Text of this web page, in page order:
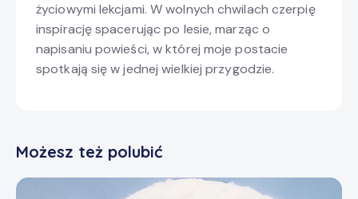
życiowymi lekcjami. W wolnych chwilach czerpię
inspirację spacerując po lesie, marząc o
napisaniu powieści, w której moje postacie
spotkają się w jednej wielkiej przygodzie.
Możesz też polubić